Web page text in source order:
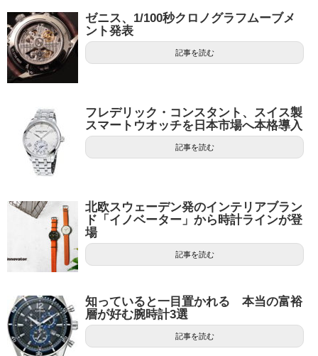
ゼニス、1/100秒クロノグラフムーブメ
ント発表
記事を読む
フレデリック・コンスタント、スイス製
スマートウオッチを日本市場へ本格導入
記事を読む
北欧スウェーデン発のインテリアブラン
ド「イノベーター」から時計ラインが登
場
記事を読む
知っていると一目置かれる 本当の富裕
層が好む腕時計3選
記事を読む